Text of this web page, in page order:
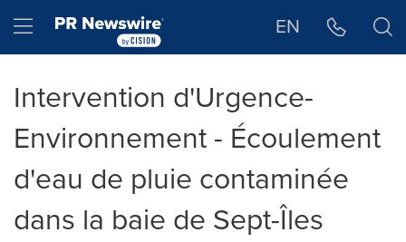
Hamburger menu EN
Intervention d'Urgence-
Environnement - Écoulement
d'eau de pluie contaminée
dans la baie de Sept-Îles